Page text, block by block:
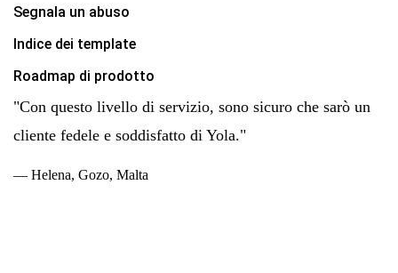
Segnala un abuso
Indice dei template
Roadmap di prodotto
"Con questo livello di servizio, sono sicuro che sarò un
cliente fedele e soddisfatto di Yola."
— Helena, Gozo, Malta